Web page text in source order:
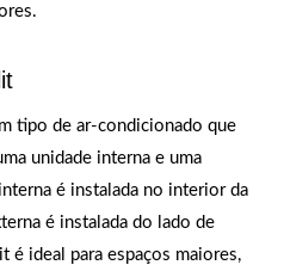
tipo de ar-condicionado que
unidade interna e uma
é instalada no interior da
é instalada do lado de
é ideal para espaços maiores,